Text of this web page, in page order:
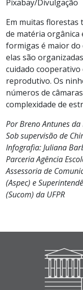
Pixabay/Divulgação
Em muitas florestas
de matéria orgânica
formigas é maior do
elas são
cuidado
reprodutivo. Os
números de
complexidade de
Por Breno Antunes da
Sob supervisão de
Infografia: Juliana
Parceria Agência
Assessoria de
(Aspec) e
(Sucom) da UFPR